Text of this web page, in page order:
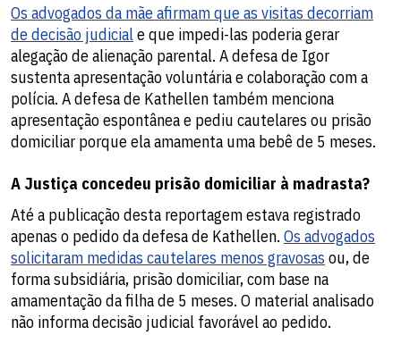
Os advogados da mãe afirmam que as visitas decorriam
de decisão judicial e que impedi-las poderia gerar
alegação de alienação parental. A defesa de Igor
sustenta apresentação voluntária e colaboração com a
polícia. A defesa de Kathellen também menciona
apresentação espontânea e pediu cautelares ou prisão
domiciliar porque ela amamenta uma bebê de 5 meses.
A Justiça concedeu prisão domiciliar à madrasta?
Até a publicação desta reportagem estava registrado
apenas o pedido da defesa de Kathellen. Os advogados
solicitaram medidas cautelares menos gravosas ou, de
forma subsidiária, prisão domiciliar, com base na
amamentação da filha de 5 meses. O material analisado
não informa decisão judicial favorável ao pedido.